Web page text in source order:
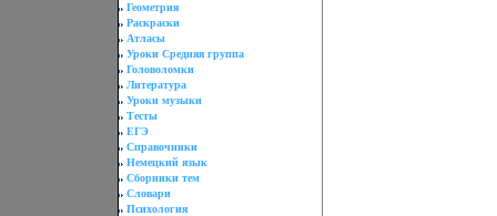
Геометрия
Раскраски
Атласы
Уроки Средняя группа
Головоломки
Литература
Уроки музыки
Тесты
ЕГЭ
Справочники
Немецкий язык
Сборники тем
Словари
Психология